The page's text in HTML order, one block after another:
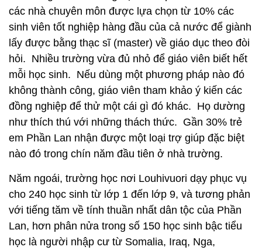
các nhà chuyên môn được lựa chọn từ 10% các
sinh viên tốt nghiệp hàng đầu của cả nước để giành
lấy được bằng thạc sĩ (master) về giáo dục theo đòi
hỏi. Nhiều trường vừa đủ nhỏ để giáo viên biết hết
mỗi học sinh. Nếu dùng một phương pháp nào đó
không thành công, giáo viên tham khảo ý kiến các
đồng nghiệp để thử một cái gì đó khác. Họ dường
như thích thú với những thách thức. Gần 30% trẻ
em Phần Lan nhận được một loại trợ giúp đặc biệt
nào đó trong chín năm đầu tiên ở nhà trường.
Năm ngoái, trường học nơi Louhivuori dạy phục vụ
cho 240 học sinh từ lớp 1 đến lớp 9, và tương phản
với tiếng tăm về tính thuần nhất dân tộc của Phần
Lan, hơn phân nửa trong số 150 học sinh bậc tiểu
học là người nhập cư từ Somalia, Iraq, Nga,